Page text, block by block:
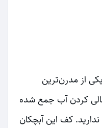
آبچکان کنتراست مدل W1GR یکی از مدرن‌ترین
کردن آب جمع شده
ندارید. کف این آبچکان